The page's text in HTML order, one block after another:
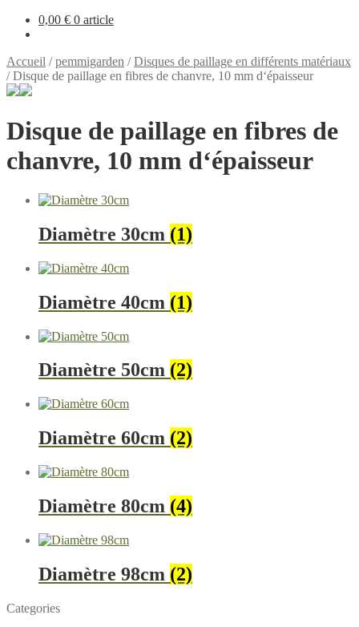
0,00 € 0 article
Accueil /pemmigarden /Disques de paillage en différents matériaux
/Disque de paillage en fibres de chanvre, 10 mm d‘épaisseur
Disque de paillage en fibres de
chanvre, 10 mm d‘épaisseur
Diamètre 30cm (1)
Diamètre 40cm (1)
Diamètre 50cm (2)
Diamètre 60cm (2)
Diamètre 80cm (4)
Diamètre 98cm (2)
Categories